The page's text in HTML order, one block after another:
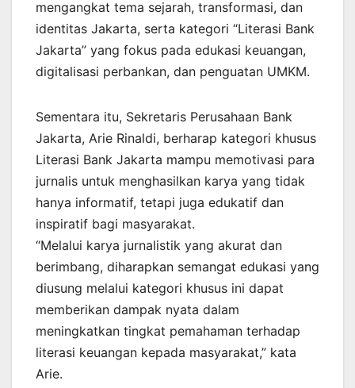
mengangkat tema sejarah, transformasi, dan
identitas Jakarta, serta kategori “Literasi Bank
Jakarta” yang fokus pada edukasi keuangan,
digitalisasi perbankan, dan penguatan UMKM.
Sementara itu, Sekretaris Perusahaan Bank
Jakarta, Arie Rinaldi, berharap kategori khusus
Literasi Bank Jakarta mampu memotivasi para
jurnalis untuk menghasilkan karya yang tidak
hanya informatif, tetapi juga edukatif dan
inspiratif bagi masyarakat.
“Melalui karya jurnalistik yang akurat dan
berimbang, diharapkan semangat edukasi yang
diusung melalui kategori khusus ini dapat
memberikan dampak nyata dalam
meningkatkan tingkat pemahaman terhadap
literasi keuangan kepada masyarakat,” kata
Arie.